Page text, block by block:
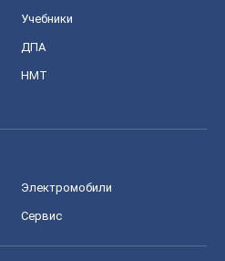
Учебники
ДПА
НМТ
Электромобили
Сервис